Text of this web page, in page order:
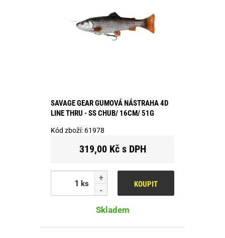
SAVAGE GEAR GUMOVÁ NÁSTRAHA 4D
LINE THRU - SS CHUB/ 16CM/ 51G
Kód zboží: 61978
319,00 Kč s DPH
ks KOUPIT
Skladem